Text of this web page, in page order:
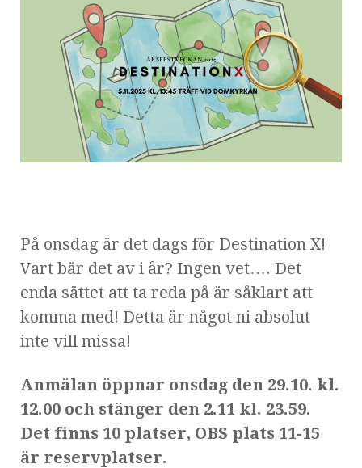
På onsdag är det dags för Destination X!
Vart bär det av i år? Ingen vet…. Det
enda sättet att ta reda på är såklart att
komma med! Detta är något ni absolut
inte vill missa!
Anmälan öppnar onsdag den 29.10. kl.
12.00 och stänger den 2.11 kl. 23.59.
Det finns 10 platser, OBS plats 11-15
är reservplatser.